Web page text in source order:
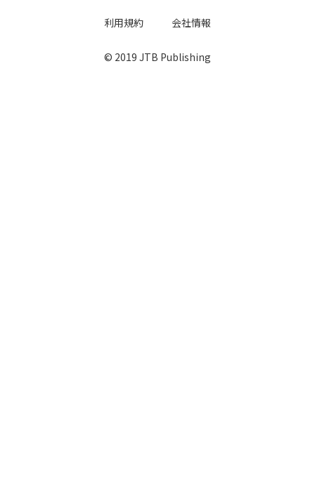
利用規約 会社情報
© 2019 JTB Publishing